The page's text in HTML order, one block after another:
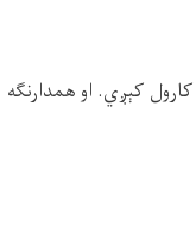
کېږي. او همدارنګه